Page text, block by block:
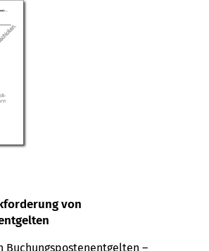
von
Buchungspostenentgelten –